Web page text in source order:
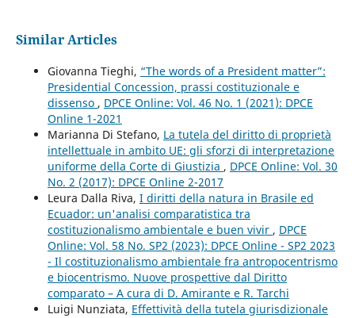
Similar Articles
Giovanna Tieghi, “The words of a President matter”:
Presidential Concession, prassi costituzionale e
dissenso , DPCE Online: Vol. 46 No. 1 (2021): DPCE
Online 1-2021
Marianna Di Stefano, La tutela del diritto di proprietà
intellettuale in ambito UE: gli sforzi di interpretazione
uniforme della Corte di Giustizia , DPCE Online: Vol. 30
No. 2 (2017): DPCE Online 2-2017
Leura Dalla Riva, I diritti della natura in Brasile ed
Ecuador: un'analisi comparatistica tra
costituzionalismo ambientale e buen vivir , DPCE
Online: Vol. 58 No. SP2 (2023): DPCE Online - SP2 2023
- Il costituzionalismo ambientale fra antropocentrismo
e biocentrismo. Nuove prospettive dal Diritto
comparato – A cura di D. Amirante e R. Tarchi
Luigi Nunziata, Effettività della tutela giurisdizionale